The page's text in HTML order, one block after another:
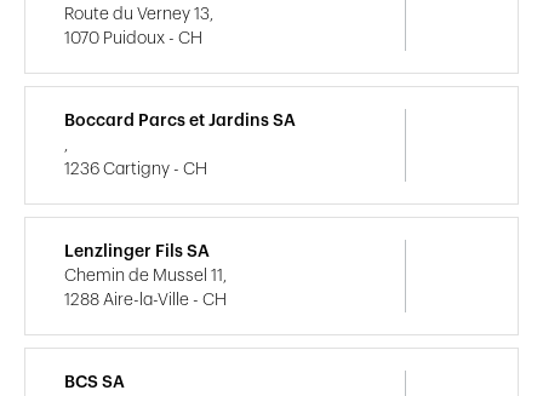
Route du Verney 13,
1070 Puidoux - CH
Boccard Parcs et Jardins SA
1236 Cartigny - CH
Lenzlinger Fils SA
Chemin de Mussel 11,
1288 Aire-la-Ville - CH
BCS SA